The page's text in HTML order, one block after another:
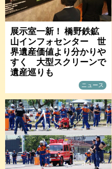
展示室一新！ 橋野鉄鉱
山インフォセンター 世
界遺産価値より分かりや
すく 大型スクリーンで
遺産巡りも
ニュース